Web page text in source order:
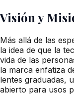
Visión y
Más allá de las
la idea de que la
vida de las
la marca enfatiza
lentes graduadas,
abierto para usos